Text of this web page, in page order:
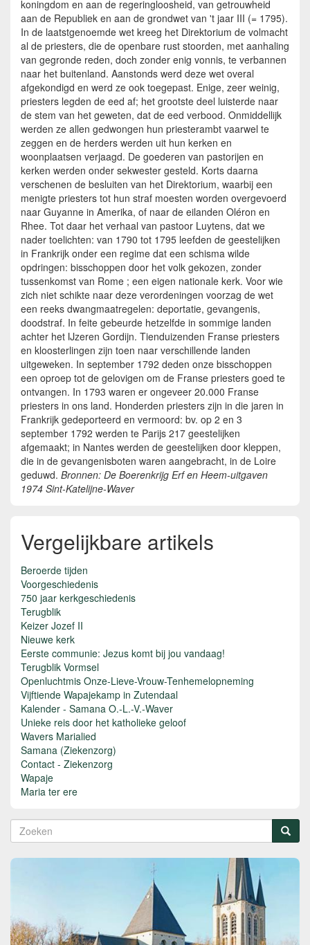
koningdom en aan de regeringloosheid, van getrouwheid
aan de Republiek en aan de grondwet van 't jaar III (= 1795).
In de laatstgenoemde wet kreeg het Direktorium de volmacht
al de priesters, die de openbare rust stoorden, met aanhaling
van gegronde reden, doch zonder enig vonnis, te verbannen
naar het buitenland. Aanstonds werd deze wet overal
afgekondigd en werd ze ook toegepast. Enige, zeer weinig,
priesters legden de eed af; het grootste deel luisterde naar
de stem van het geweten, dat de eed verbood. Onmiddellijk
werden ze allen gedwongen hun priesterambt vaarwel te
zeggen en de herders werden uit hun kerken en
woonplaatsen verjaagd. De goederen van pastorijen en
kerken werden onder sekwester gesteld. Korts daarna
verschenen de besluiten van het Direktorium, waarbij een
menigte priesters tot hun straf moesten worden overgevoerd
naar Guyanne in Amerika, of naar de eilanden Oléron en
Rhee. Tot daar het verhaal van pastoor Luytens, dat we
nader toelichten: van 1790 tot 1795 leefden de geestelijken
in Frankrijk onder een regime dat een schisma wilde
opdringen: bisschoppen door het volk gekozen, zonder
tussenkomst van Rome ; een eigen nationale kerk. Voor wie
zich niet schikte naar deze verordeningen voorzag de wet
een reeks dwangmaatregelen: deportatie, gevangenis,
doodstraf. In feite gebeurde hetzelfde in sommige landen
achter het IJzeren Gordijn. Tienduizenden Franse priesters
en kloosterlingen zijn toen naar verschillende landen
uitgeweken. In september 1792 deden onze bisschoppen
een oproep tot de gelovigen om de Franse priesters goed te
ontvangen. In 1793 waren er ongeveer 20.000 Franse
priesters in ons land. Honderden priesters zijn in die jaren in
Frankrijk gedeporteerd en vermoord: bv. op 2 en 3
september 1792 werden te Parijs 217 geestelijken
afgemaakt; in Nantes werden de geestelijken door kleppen,
die in de gevangenisboten waren aangebracht, in de Loire
geduwd. Bronnen: De Boerenkrijg Erf en Heem-uitgaven
1974 Sint-Katelijne-Waver
Vergelijkbare artikels
Beroerde tijden
Voorgeschiedenis
750 jaar kerkgeschiedenis
Terugblik
Keizer Jozef II
Nieuwe kerk
Eerste communie: Jezus komt bij jou vandaag!
Terugblik Vormsel
Openluchtmis Onze-Lieve-Vrouw-Tenhemelopneming
Vijftiende Wapajekamp in Zutendaal
Kalender - Samana O.-L.-V.-Waver
Unieke reis door het katholieke geloof
Wavers Marialied
Samana (Ziekenzorg)
Contact - Ziekenzorg
Wapaje
Maria ter ere
Zoekveld